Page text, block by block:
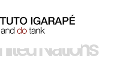
Nations